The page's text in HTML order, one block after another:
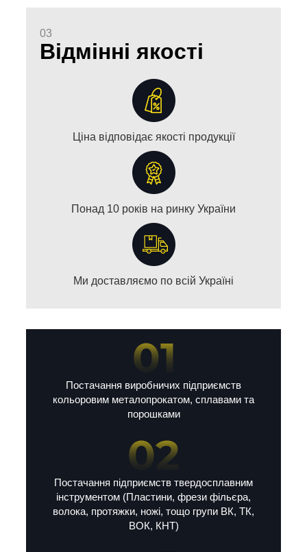
03
Відмінні якості
Ціна відповідає якості продукції
Понад 10 років на ринку України
Ми доставляємо по всій Україні
Постачання виробничих підприємств
кольоровим металопрокатом, сплавами та
порошками
Постачання підприємств твердосплавним
інструментом (Пластини, фрези фільєра,
волока, протяжки, ножі, тощо групи ВК, ТК,
ВОК, КНТ)